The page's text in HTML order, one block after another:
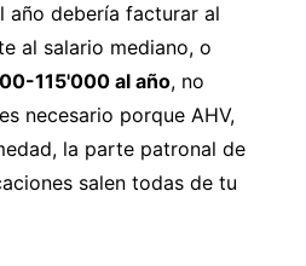
año debería facturar al
al salario mediano, o
115'000 al año, no
necesario porque AHV,
la parte patronal de
salen todas de tu